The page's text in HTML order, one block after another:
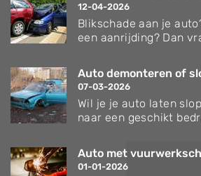
12-04-2026
Blikschade aan je
een aanrijding? Dan
Auto demonteren of
07-03-2026
Wil je je auto laten
naar een geschikt
Auto met
01-01-2026